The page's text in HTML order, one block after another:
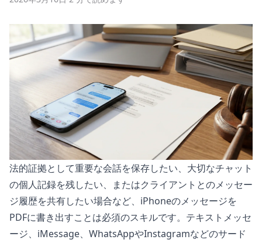
法的証拠として重要な会話を保存したい、大切なチャット
の個人記録を残したい、またはクライアントとのメッセー
ジ履歴を共有したい場合など、iPhoneのメッセージを
PDFに書き出すことは必須のスキルです。テキストメッセ
ージ、iMessage、WhatsAppやInstagramなどのサード